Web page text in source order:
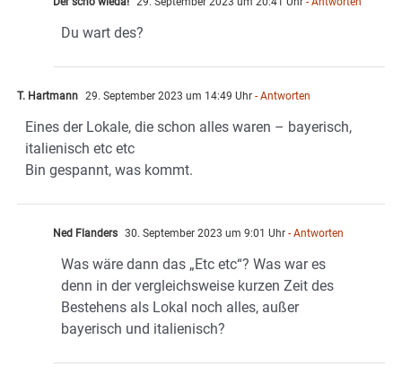
Du wart des?
T. Hartmann 29. September 2023 um 14:49 Uhr - Antworten
Eines der Lokale, die schon alles waren – bayerisch,
italienisch etc etc
Bin gespannt, was kommt.
Ned Flanders 30. September 2023 um 9:01 Uhr - Antworten
Was wäre dann das „Etc etc“? Was war es
denn in der vergleichsweise kurzen Zeit des
Bestehens als Lokal noch alles, außer
bayerisch und italienisch?